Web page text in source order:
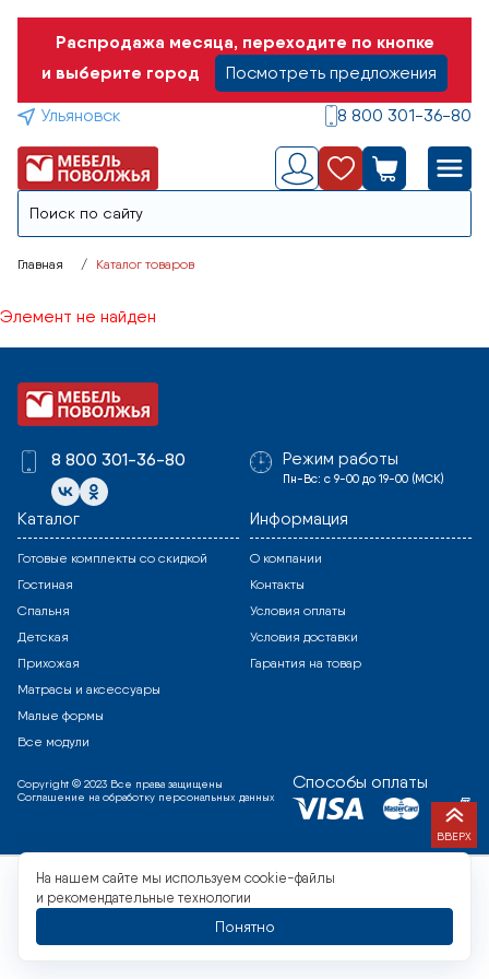
Распродажа месяца, переходите по кнопке
и выберите город
Посмотреть предложения
Ульяновск 8 800 301-36-80
Главная Каталог товаров
Элемент не найден
8 800 301-36-80 Режим работы
Пн-Вс: с 9-00 до 19-00 (МСК)
Каталог
Готовые комплекты со скидкой
Гостиная
Спальня
Детская
Прихожая
Матрасы и аксессуары
Малые формы
Все модули
Информация
О компании
Контакты
Условия оплаты
Условия доставки
Гарантия на товар
Copyright © 2023 Все права защищены
Соглашение на обработку персональных данных
Способы оплаты
ВВЕРХ
На нашем сайте мы используем cookie-файлы
и рекомендательные технологии
Понятно